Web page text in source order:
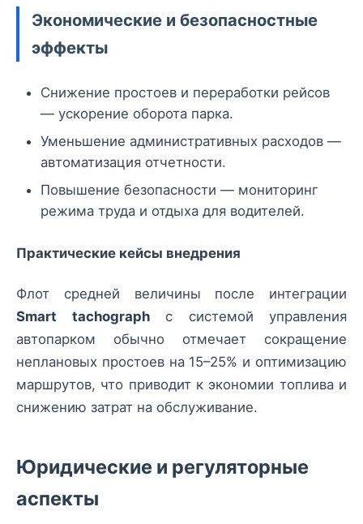
Экономические и безопасностные
эффекты
Снижение простоев и переработки рейсов
— ускорение оборота парка.
Уменьшение административных расходов —
автоматизация отчетности.
Повышение безопасности — мониторинг
режима труда и отдыха для водителей.
Практические кейсы внедрения
Флот средней величины после интеграции
Smart tachographс системой управления
автопарком обычно отмечает сокращение
неплановых простоев на 15–25% и оптимизацию
маршрутов, что приводит к экономии топлива и
снижению затрат на обслуживание.
Юридические и регуляторные
аспекты